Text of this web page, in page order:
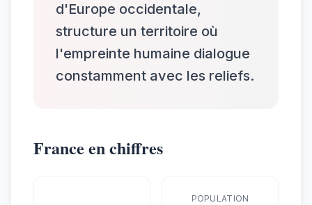
d'Europe occidentale,
structure un territoire où
l'empreinte humaine dialogue
constamment avec les reliefs.
France en chiffres
POPULATION